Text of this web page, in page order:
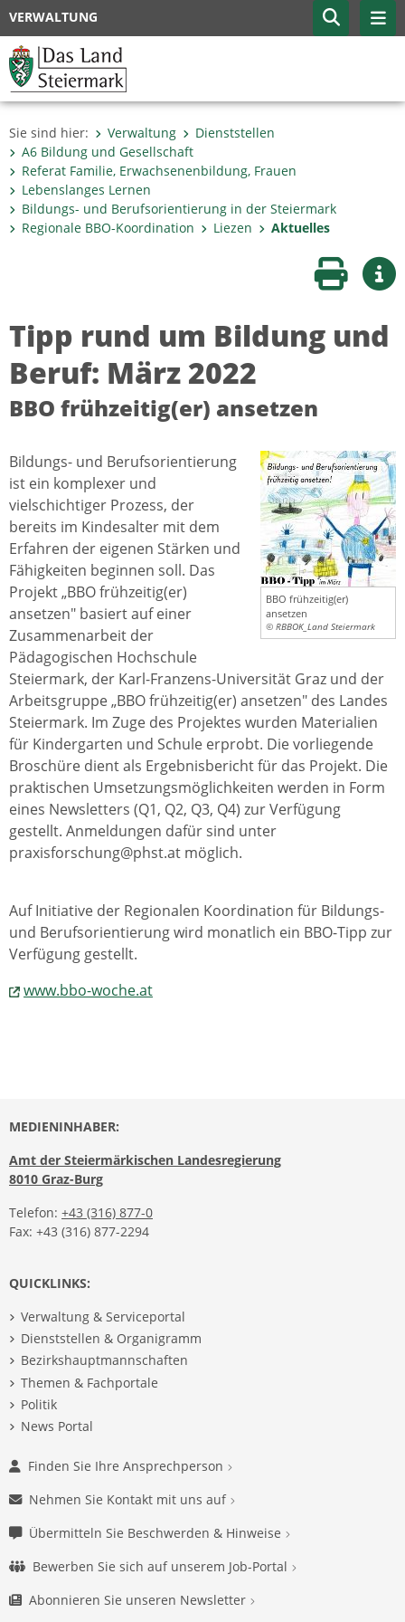
VERWALTUNG
Sie sind hier: Verwaltung
Dienststellen
A6 Bildung und Gesellschaft
Referat Familie, Erwachsenenbildung, Frauen
Lebenslanges Lernen
Bildungs- und Berufsorientierung in der Steiermark
Regionale BBO-Koordination
Liezen Aktuelles
Seite
Tipp rund um Bildung und
Beruf: März 2022
BBO frühzeitig(er) ansetzen
BBO frühzeitig(er)
ansetzen
© RBBOK_Land Steiermark
Bildungs- und Berufsorientierung
ist ein komplexer und
vielschichtiger Prozess, der
bereits im Kindesalter mit dem
Erfahren der eigenen Stärken und
Fähigkeiten beginnen soll. Das
Projekt „BBO frühzeitig(er)
ansetzen" basiert auf einer
Zusammenarbeit der
Pädagogischen Hochschule
Steiermark, der Karl-Franzens-Universität Graz und der
Arbeitsgruppe „BBO frühzeitig(er) ansetzen" des Landes
Steiermark. Im Zuge des Projektes wurden Materialien
für Kindergarten und Schule erprobt. Die vorliegende
Broschüre dient als Ergebnisbericht für das Projekt. Die
praktischen Umsetzungsmöglichkeiten werden in Form
eines Newsletters (Q1, Q2, Q3, Q4) zur Verfügung
gestellt. Anmeldungen dafür sind unter
praxisforschung@phst.at möglich.
Auf Initiative der Regionalen Koordination für Bildungs-
und Berufsorientierung wird monatlich ein BBO-Tipp zur
Verfügung gestellt.
www.bbo-woche.at
MEDIENINHABER:
Amt der Steiermärkischen Landesregierung
8010 Graz-Burg
Telefon: +43 (316) 877-0
Fax: +43 (316) 877-2294
QUICKLINKS:
Verwaltung & Serviceportal
Dienststellen & Organigramm
Bezirkshauptmannschaften
Themen & Fachportale
Politik
News Portal
Finden Sie Ihre Ansprechperson
Nehmen Sie Kontakt mit uns auf
Übermitteln Sie Beschwerden & Hinweise
Bewerben Sie sich auf unserem Job-Portal
Abonnieren Sie unseren Newsletter